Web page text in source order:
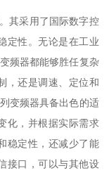
采用了国际数字控
定性。无论是在工业
频器都能够胜任复杂
，还是调速、定位和
变频器具备出色的适
化，并根据实际需求
稳定性，还减少了能
接口，可以与其他设